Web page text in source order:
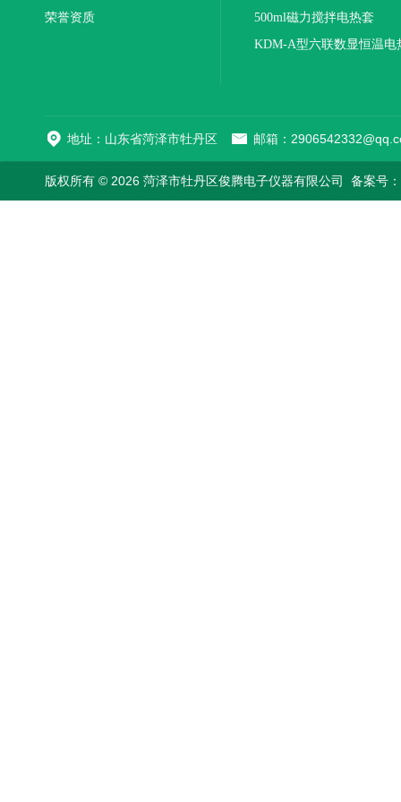
荣誉资质
500ml磁力搅拌电热套
KDM-A型六联数显恒温电
地址：山东省菏泽市牡丹区 邮箱：
版权所有 © 2026 菏泽市牡丹区俊腾电子仪器有限公司 备案号